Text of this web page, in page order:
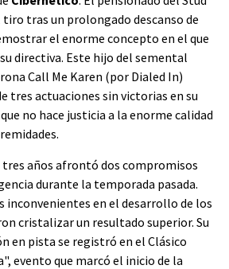
tiro tras un prolongado descanso de
el enorme concepto en el que
directiva. Este hijo del semental
Call Me Karen (por Dialed In)
tres actuaciones sin victorias en su
no hace justicia a la enorme calidad
tres años afrontó dos compromisos
durante la temporada pasada.
inconvenientes en el desarrollo de los
cristalizar un resultado superior. Su
en pista se registró en el Clásico
evento que marcó el inicio de la